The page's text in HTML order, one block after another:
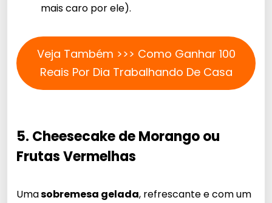
mais caro por ele).
Veja Também >>> Como Ganhar 100
Reais Por Dia Trabalhando De Casa
5. Cheesecake de Morango ou
Frutas Vermelhas
Umasobremesa gelada, refrescante e com um